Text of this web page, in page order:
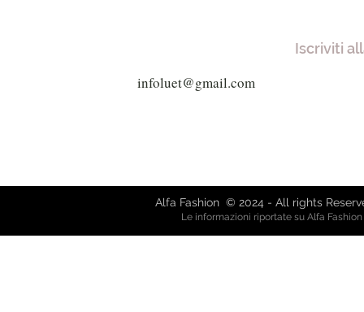
Iscriviti
Alfa Fashion © 2024 - All rights
Le informazioni riportate su Alfa